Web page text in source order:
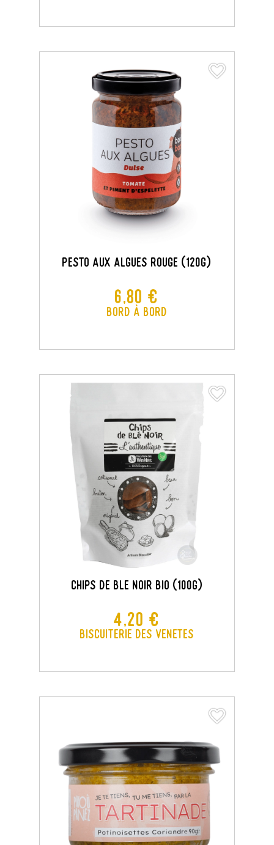
Pesto Aux Algues Rouge (120G)
Prix
6,80 €
Bord à Bord
favorite_border
favorite_border
CHIPS DE BLE NOIR BIO (100G)
Prix
4,20 €
Biscuiterie des Venetes
favorite_border
favorite_border
favorite_border
favorite_border